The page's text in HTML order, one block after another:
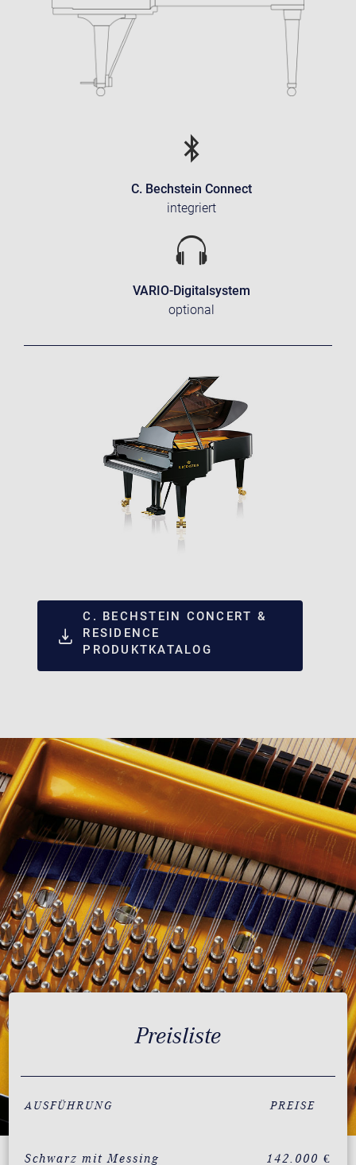
C. Bechstein Connect
integriert
VARIO-Digitalsystem
optional
C. BECHSTEIN CONCERT &
RESIDENCE
PRODUKTKATALOG
Preisliste
AUSFÜHRUNG PREISE
Schwarz mit Messing 142.000 €